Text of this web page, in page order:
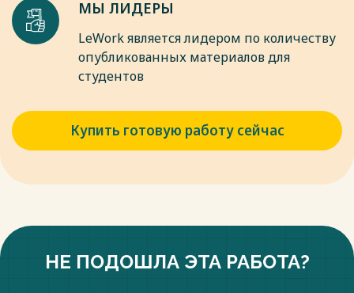
МЫ ЛИДЕРЫ
LeWork является лидером по количеству
опубликованных материалов для
студентов
Купить готовую работу сейчас
НЕ ПОДОШЛА ЭТА РАБОТА?